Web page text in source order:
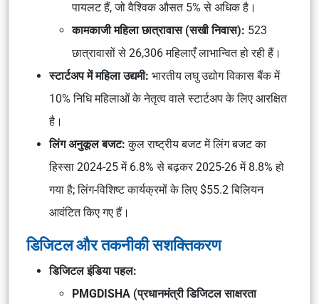
पायलट हैं, जो वैश्विक औसत 5% से अधिक है।
कामकाजी महिला छात्रावास (सखी निवास): 523
छात्रावासों से 26,306 महिलाएँ लाभान्वित हो रही हैं।
स्टार्टअप में महिला उद्यमी: भारतीय लघु उद्योग विकास बैंक में
10% निधि महिलाओं के नेतृत्व वाले स्टार्टअप के लिए आरक्षित
है।
लिंग अनुकूल बजट:कुल राष्ट्रीय बजट में लिंग बजट का
हिस्सा 2024-25 में 6.8% से बढ़कर 2025-26 में 8.8% हो
गया है; लिंग-विशिष्ट कार्यक्रमों के लिए $55.2 बिलियन
आवंटित किए गए हैं।
डिजिटल और तकनीकी सशक्तिकरण
डिजिटल इंडिया पहल:
PMGDISHA (प्रधानमंत्री डिजिटल साक्षरता